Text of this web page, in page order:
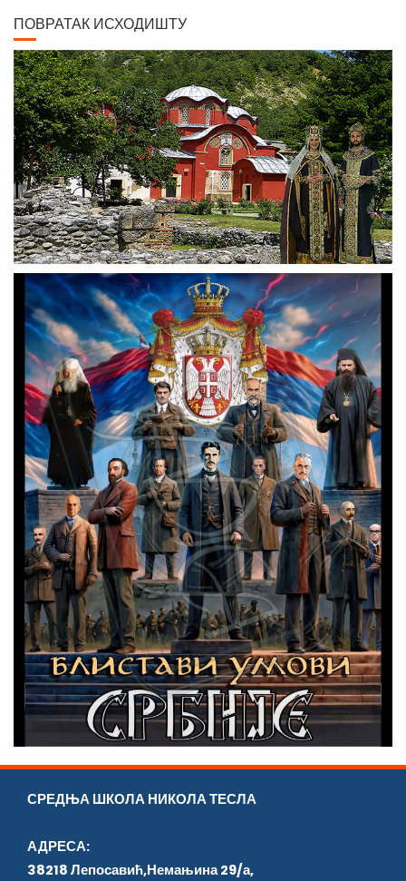
ПОВРАТАК ИСХОДИШТУ
СРЕДЊА ШКОЛА НИКОЛА ТЕСЛА
АДРЕСА:
38218 Лепосавић,Немањина 29/а,